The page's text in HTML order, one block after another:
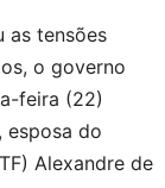
as tensões
o governo
feira (22)
esposa do
Alexandre de